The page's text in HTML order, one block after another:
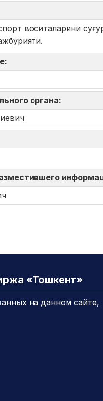
воситаларини
органа:
«Тошкент»
на данном сайте,